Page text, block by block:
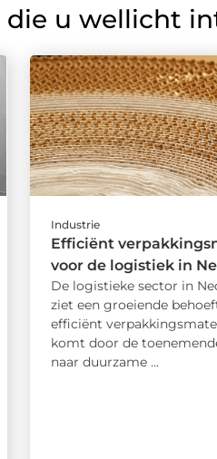
die u wellicht
Industrie
Efficiënt
voor de logistiek in
De logistieke sector in
ziet een groeiende
efficiënt
komt door de
naar duurzame ...